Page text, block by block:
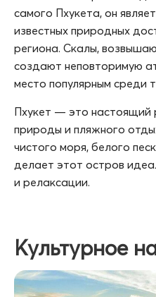
самого Пхукета, он
известных природных
региона. Скалы,
создают неповторимую
место популярным среди
Пхукет — это настоящий
природы и пляжного
чистого моря, белого
делает этот остров
и релаксации.
Культурное